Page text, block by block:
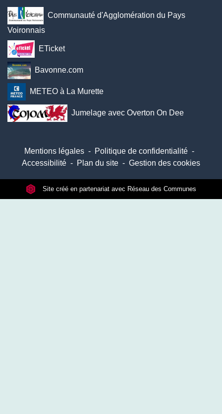
Communauté d'Agglomération du Pays
Voironnais
ETicket
Bavonne.com
METEO à La Murette
Jumelage avec Overton On Dee
Mentions légales - Politique de confidentialité -
Accessibilité - Plan du site - Gestion des cookies
Site créé en partenariat avec Réseau des Communes